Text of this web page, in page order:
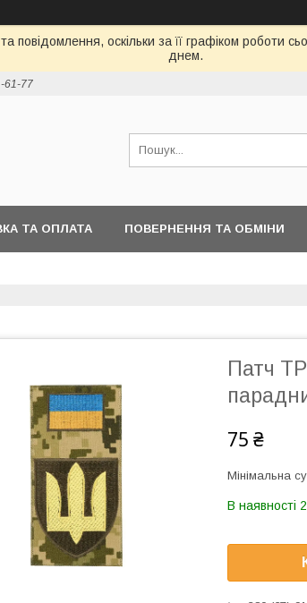
оскільки за її графіком роботи
днем.
61-77
ТА ОПЛАТА ПОВЕРНЕННЯ ТА ОБМІНИ
Патч
75 ₴
Мінімальна
В наявності